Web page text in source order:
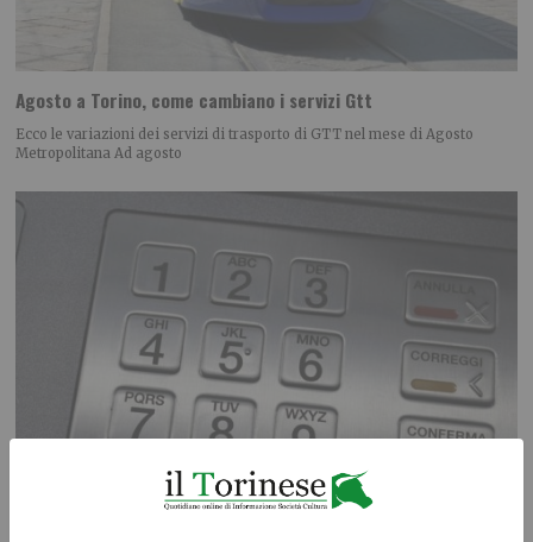
Agosto a Torino, come cambiano i servizi Gtt
Ecco le variazioni dei servizi di trasporto di GTT nel mese di Agosto
Metropolitana Ad agosto